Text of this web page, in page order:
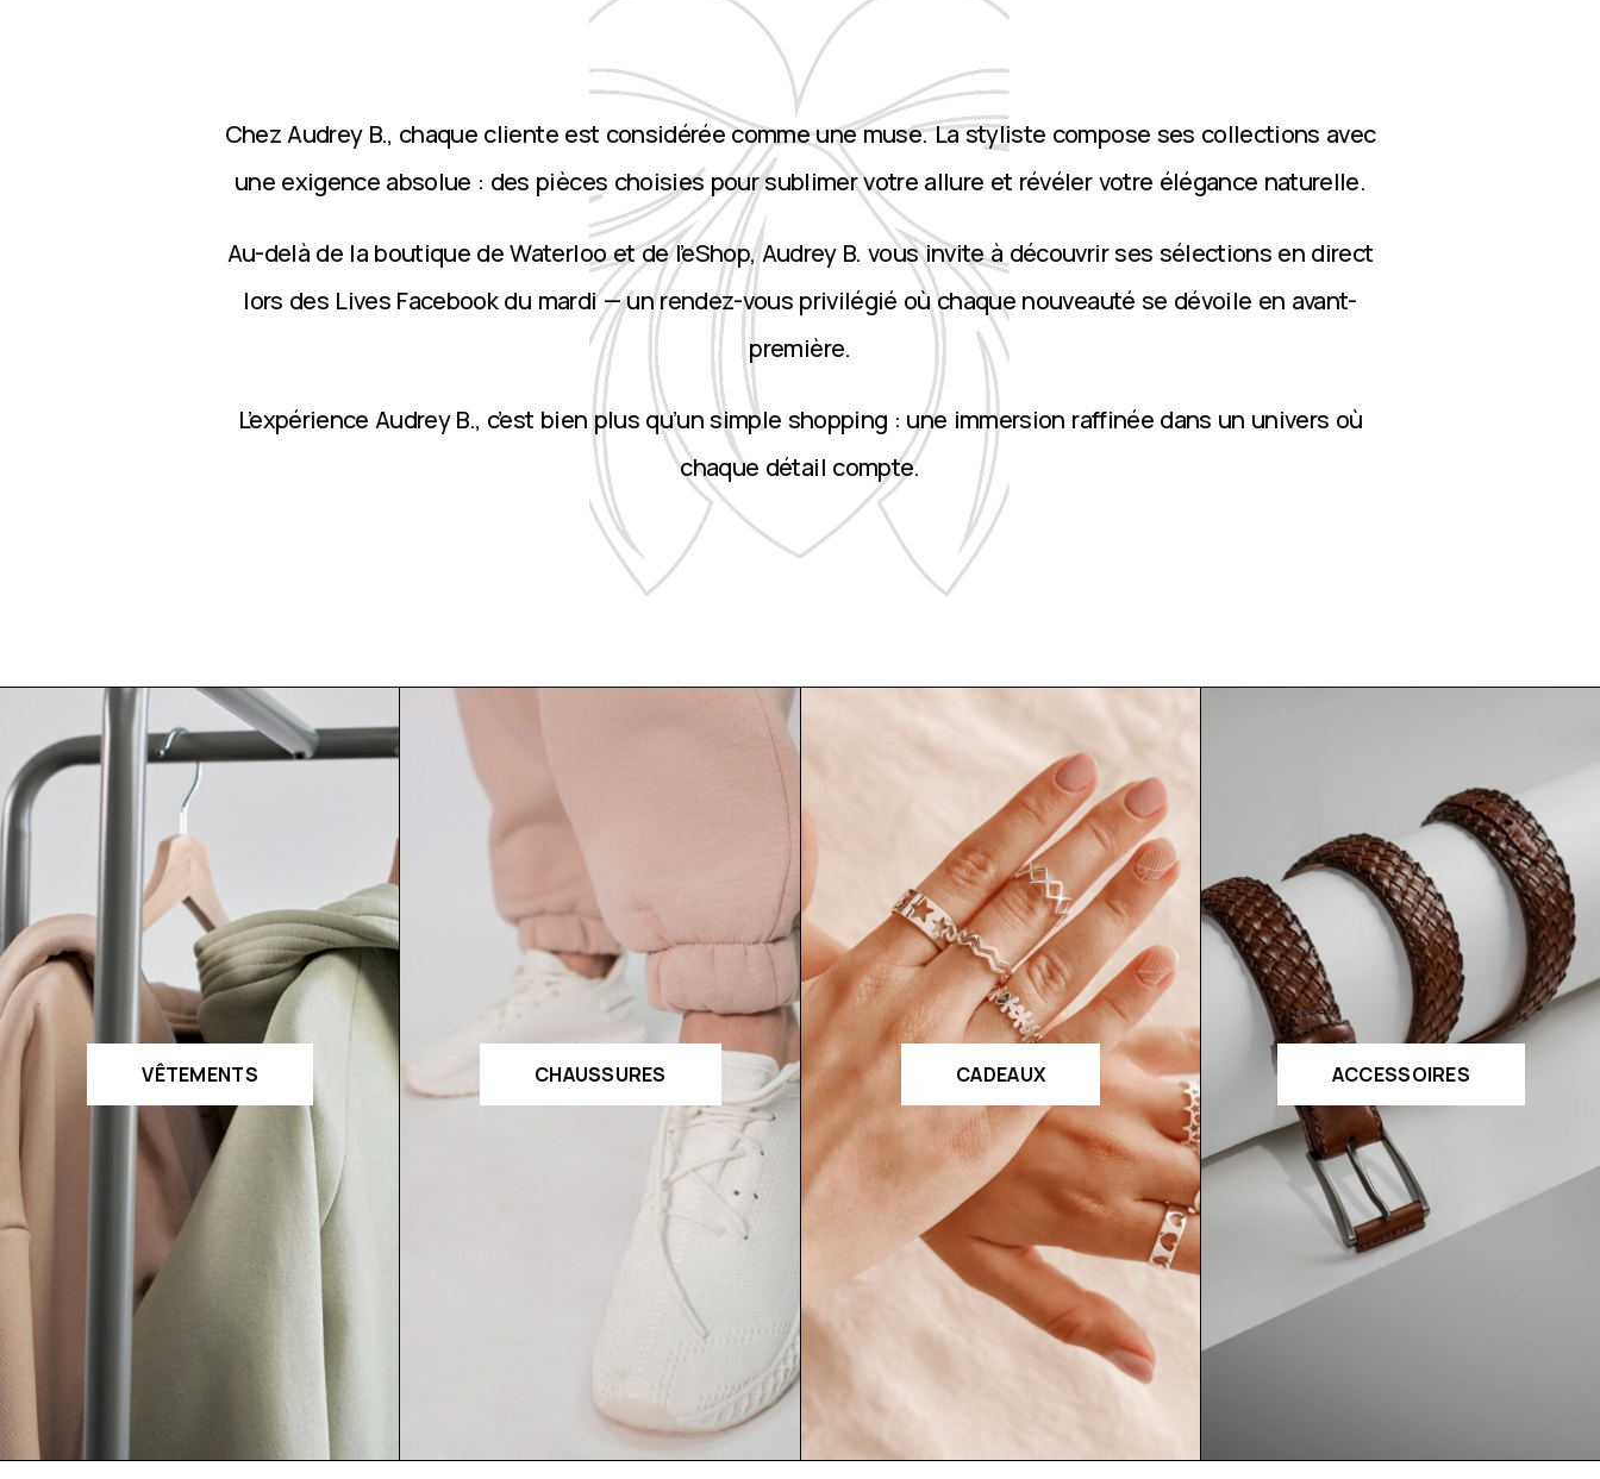
Chez Audrey B., chaque cliente est considérée comme une muse. La styliste compose ses collections avec
une exigence absolue : des pièces choisies pour sublimer votre allure et révéler votre élégance naturelle.
Au-delà de la boutique de Waterloo et de l’eShop, Audrey B. vous invite à découvrir ses sélections en direct
lors des Lives Facebook du mardi — un rendez-vous privilégié où chaque nouveauté se dévoile en avant-
première.
L’expérience Audrey B., c’est bien plus qu’un simple shopping : une immersion raffinée dans un univers où
chaque détail compte.
VÊTEMENTS CHAUSSURES CADEAUX ACCESSOIRES